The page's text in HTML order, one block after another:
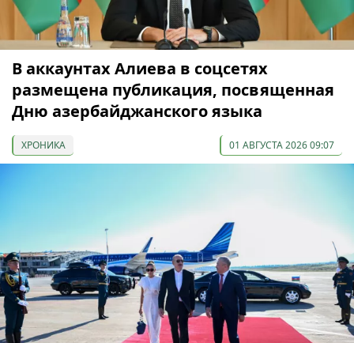
В аккаунтах Алиева в соцсетях
размещена публикация, посвященная
Дню азербайджанского языка
ХРОНИКА 01 АВГУСТА 2026 09:07